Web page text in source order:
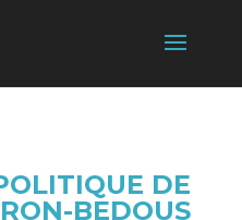
DE
BEDOUS